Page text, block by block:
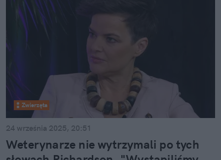
Zwierzęta
24 września 2025, 20:51
Weterynarze nie wytrzymali po tych